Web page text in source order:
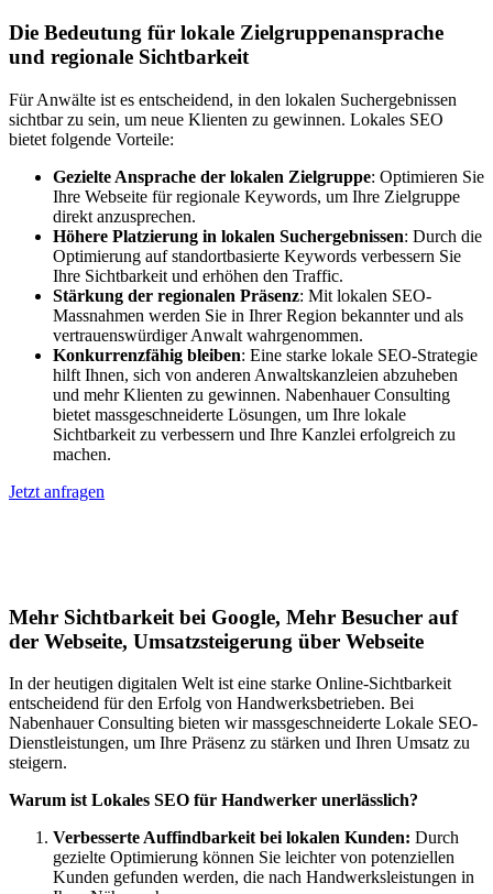
Die Bedeutung für lokale Zielgruppenansprache
und regionale Sichtbarkeit
Für Anwälte ist es entscheidend, in den lokalen Suchergebnissen
sichtbar zu sein, um neue Klienten zu gewinnen. Lokales SEO
bietet folgende Vorteile:
Gezielte Ansprache der lokalen Zielgruppe: Optimieren Sie
Ihre Webseite für regionale Keywords, um Ihre Zielgruppe
direkt anzusprechen.
Höhere Platzierung in lokalen Suchergebnissen: Durch die
Optimierung auf standortbasierte Keywords verbessern Sie
Ihre Sichtbarkeit und erhöhen den Traffic.
Stärkung der regionalen Präsenz: Mit lokalen SEO-
Massnahmen werden Sie in Ihrer Region bekannter und als
vertrauenswürdiger Anwalt wahrgenommen.
Konkurrenzfähig bleiben: Eine starke lokale SEO-Strategie
hilft Ihnen, sich von anderen Anwaltskanzleien abzuheben
und mehr Klienten zu gewinnen. Nabenhauer Consulting
bietet massgeschneiderte Lösungen, um Ihre lokale
Sichtbarkeit zu verbessern und Ihre Kanzlei erfolgreich zu
machen.
Jetzt anfragen
Mehr Sichtbarkeit bei Google, Mehr Besucher auf
der Webseite, Umsatzsteigerung über Webseite
In der heutigen digitalen Welt ist eine starke Online-Sichtbarkeit
entscheidend für den Erfolg von Handwerksbetrieben. Bei
Nabenhauer Consulting bieten wir massgeschneiderte Lokale SEO-
Dienstleistungen, um Ihre Präsenz zu stärken und Ihren Umsatz zu
steigern.
Warum ist Lokales SEO für Handwerker unerlässlich?
Verbesserte Auffindbarkeit bei lokalen Kunden: Durch
gezielte Optimierung können Sie leichter von potenziellen
Kunden gefunden werden, die nach Handwerksleistungen in